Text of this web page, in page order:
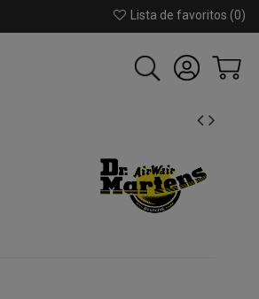
Lista de favoritos (0)